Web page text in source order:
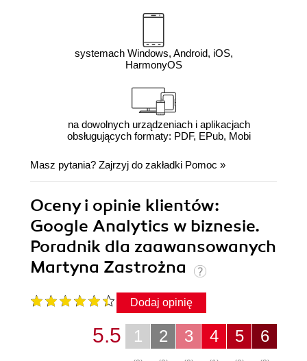
systemach Windows, Android, iOS,
HarmonyOS
na dowolnych urządzeniach i aplikacjach
obsługujących formaty: PDF, EPub, Mobi
Masz pytania? Zajrzyj do zakładki Pomoc »
Oceny i opinie klientów:
Google Analytics w biznesie.
Poradnik dla zaawansowanych
Martyna Zastrożna
Dodaj opinię
6
5
4
3
2
1
5.5